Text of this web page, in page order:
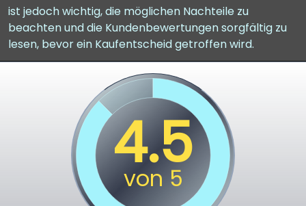
ist jedoch wichtig, die möglichen Nachteile zu
beachten und die Kundenbewertungen sorgfältig zu
lesen, bevor ein Kaufentscheid getroffen wird.